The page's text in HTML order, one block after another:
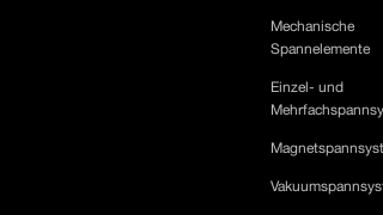
Mechanische
Spannelemente
Einzel- und